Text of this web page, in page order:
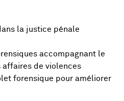
la justice pénale
accompagnant le
de violences
forensique pour améliorer